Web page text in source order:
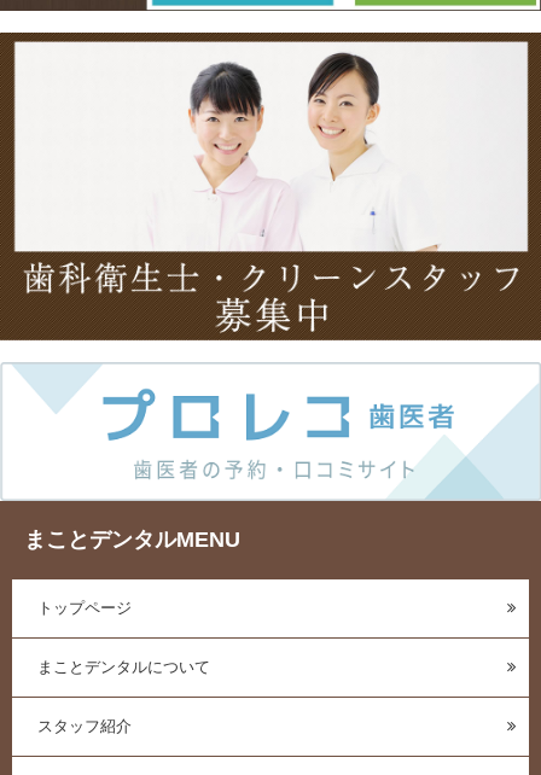
まことデンタルMENU
トップページ
まことデンタルについて
スタッフ紹介